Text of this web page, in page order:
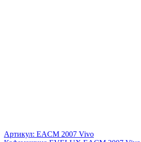
Артикул: EACM 2007 Vivo